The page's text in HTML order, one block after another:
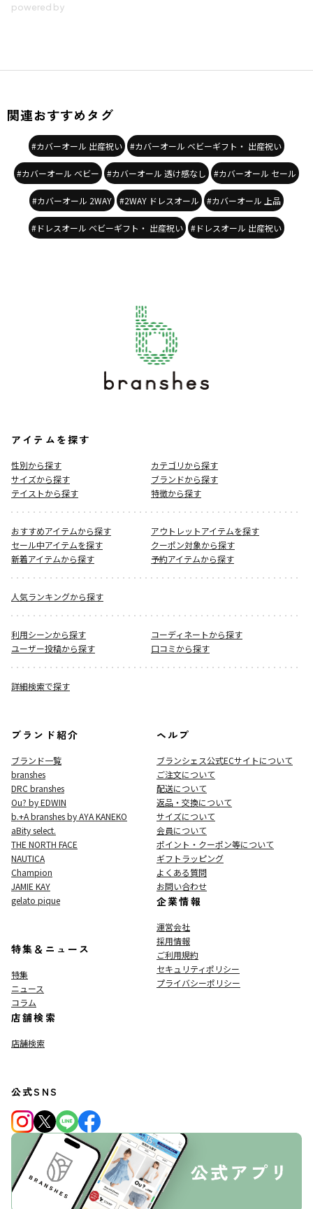
関連おすすめタグ
#カバーオール 出産祝い #カバーオール ベビーギフト・ 出産祝い
#カバーオール ベビー #カバーオール 透け感なし #カバーオール セール
#カバーオール 2WAY #2WAY ドレスオール #カバーオール 上品
#ドレスオール ベビーギフト・ 出産祝い #ドレスオール 出産祝い
アイテムを探す
性別から探す
カテゴリから探す
サイズから探す
ブランドから探す
テイストから探す
特徴から探す
おすすめアイテムから探す
アウトレットアイテムを探す
セール中アイテムを探す
クーポン対象から探す
新着アイテムから探す
予約アイテムから探す
人気ランキングから探す
利用シーンから探す
コーディネートから探す
ユーザー投稿から探す
口コミから探す
詳細検索で探す
ブランド紹介
ブランド一覧
branshes
DRC branshes
Ou? by EDWIN
b.+A branshes by AYA KANEKO
aBity select.
THE NORTH FACE
NAUTICA
Champion
JAMIE KAY
gelato pique
特集＆ニュース
特集
ニュース
コラム
店舗検索
店舗検索
ヘルプ
ブランシェス公式ECサイトについて
ご注文について
配送について
返品・交換について
サイズについて
会員について
ポイント・クーポン等について
ギフトラッピング
よくある質問
お問い合わせ
企業情報
運営会社
採用情報
ご利用規約
セキュリティポリシー
プライバシーポリシー
公式SNS